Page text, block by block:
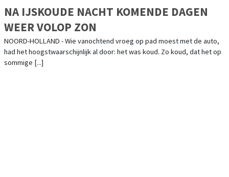
NA IJSKOUDE NACHT KOMENDE DAGEN
WEER VOLOP ZON
NOORD-HOLLAND - Wie vanochtend vroeg op pad moest met de auto,
had het hoogstwaarschijnlijk al door: het was koud. Zo koud, dat het op
sommige [...]